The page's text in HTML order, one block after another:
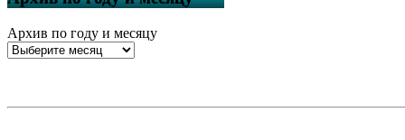
Архив по году и месяцу